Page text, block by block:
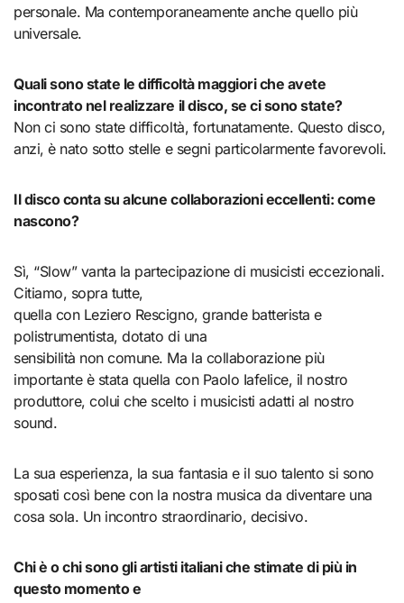
personale. Ma contemporaneamente anche quello più
universale.
Quali sono state le difficoltà maggiori che avete
incontrato nel realizzare ildisco, se ci sono state?
Non ci sono state difficoltà, fortunatamente. Questo disco,
anzi, è nato sotto stelle e segni particolarmente favorevoli.
Il disco conta su alcune collaborazioni eccellenti: come
nascono?
Sì, “Slow” vanta la partecipazione di musicisti eccezionali.
Citiamo, sopra tutte,
quella con Leziero Rescigno, grande batterista e
polistrumentista, dotato di una
sensibilità non comune. Ma la collaborazione più
importante è stata quella con Paolo Iafelice, il nostro
produttore, colui che scelto i musicisti adatti al nostro
sound.
La sua esperienza, la sua fantasia e il suo talento si sono
sposati così bene con la nostra musica da diventare una
cosa sola. Un incontro straordinario, decisivo.
Chi è o chi sono gli artisti italiani che stimate di più in
questo momento e